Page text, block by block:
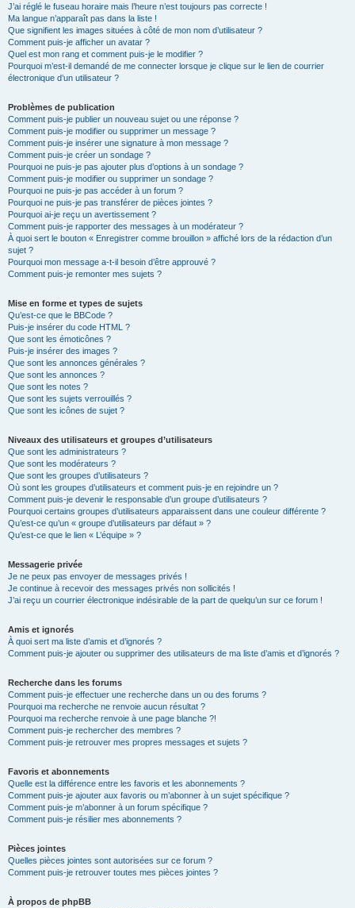
J’ai réglé le fuseau horaire mais l’heure n’est toujours pas correcte !
Ma langue n’apparaît pas dans la liste !
Que signifient les images situées à côté de mon nom d’utilisateur ?
Comment puis-je afficher un avatar ?
Quel est mon rang et comment puis-je le modifier ?
Pourquoi m’est-il demandé de me connecter lorsque je clique sur le lien de courrier
électronique d’un utilisateur ?
Problèmes de publication
Comment puis-je publier un nouveau sujet ou une réponse ?
Comment puis-je modifier ou supprimer un message ?
Comment puis-je insérer une signature à mon message ?
Comment puis-je créer un sondage ?
Pourquoi ne puis-je pas ajouter plus d’options à un sondage ?
Comment puis-je modifier ou supprimer un sondage ?
Pourquoi ne puis-je pas accéder à un forum ?
Pourquoi ne puis-je pas transférer de pièces jointes ?
Pourquoi ai-je reçu un avertissement ?
Comment puis-je rapporter des messages à un modérateur ?
À quoi sert le bouton « Enregistrer comme brouillon » affiché lors de la rédaction d’un
sujet ?
Pourquoi mon message a-t-il besoin d’être approuvé ?
Comment puis-je remonter mes sujets ?
Mise en forme et types de sujets
Qu’est-ce que le BBCode ?
Puis-je insérer du code HTML ?
Que sont les émoticônes ?
Puis-je insérer des images ?
Que sont les annonces générales ?
Que sont les annonces ?
Que sont les notes ?
Que sont les sujets verrouillés ?
Que sont les icônes de sujet ?
Niveaux des utilisateurs et groupes d’utilisateurs
Que sont les administrateurs ?
Que sont les modérateurs ?
Que sont les groupes d’utilisateurs ?
Où sont les groupes d’utilisateurs et comment puis-je en rejoindre un ?
Comment puis-je devenir le responsable d’un groupe d’utilisateurs ?
Pourquoi certains groupes d’utilisateurs apparaissent dans une couleur différente ?
Qu’est-ce qu’un « groupe d’utilisateurs par défaut » ?
Qu’est-ce que le lien « L’équipe » ?
Messagerie privée
Je ne peux pas envoyer de messages privés !
Je continue à recevoir des messages privés non sollicités !
J’ai reçu un courrier électronique indésirable de la part de quelqu’un sur ce forum !
Amis et ignorés
À quoi sert ma liste d’amis et d’ignorés ?
Comment puis-je ajouter ou supprimer des utilisateurs de ma liste d’amis et d’ignorés ?
Recherche dans les forums
Comment puis-je effectuer une recherche dans un ou des forums ?
Pourquoi ma recherche ne renvoie aucun résultat ?
Pourquoi ma recherche renvoie à une page blanche ?!
Comment puis-je rechercher des membres ?
Comment puis-je retrouver mes propres messages et sujets ?
Favoris et abonnements
Quelle est la différence entre les favoris et les abonnements ?
Comment puis-je ajouter aux favoris ou m’abonner à un sujet spécifique ?
Comment puis-je m’abonner à un forum spécifique ?
Comment puis-je résilier mes abonnements ?
Pièces jointes
Quelles pièces jointes sont autorisées sur ce forum ?
Comment puis-je retrouver toutes mes pièces jointes ?
À propos de phpBB